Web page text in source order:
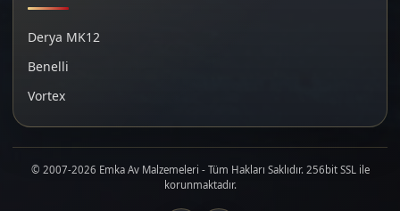
Derya MK12
Benelli
Vortex
© 2007-2026 Emka Av Malzemeleri - Tüm Hakları Saklıdır. 256bit SSL ile
korunmaktadır.